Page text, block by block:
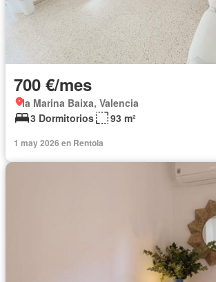
700 €/mes
la Marina Baixa, Valencia
3 Dormitorios
93 m²
1 may 2026 en Rentola